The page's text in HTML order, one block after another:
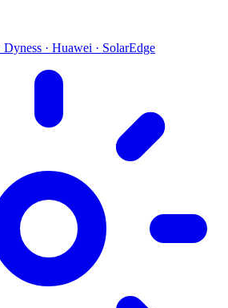
· Huawei · SolarEdge